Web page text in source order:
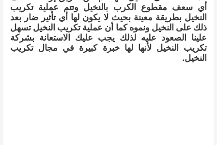
أي سعف مقطوع الكرب بالنخيل وتتم عملية تكريب
النخيل بطريقة معينة بحيث لا يكون لها أي تأثير ضار بعد
ذلك على النخيل ونموه كما أن عملية تكريب النخيل تسهل
علينا الصعود عليه لذلك يجب عليك الاستعانة بشركة
تكريب النخيل لأنها لها خبرة كبيرة في مجال تكريب
النخيل.